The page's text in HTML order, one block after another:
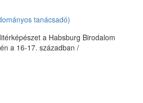
tanácsadó)
a Habsburg Birodalom
a 16-17. században /